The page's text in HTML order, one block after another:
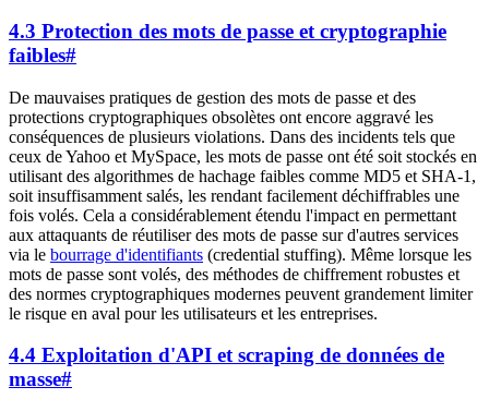
4.3 Protection des mots de passe et cryptographie
faibles#
De mauvaises pratiques de gestion des mots de passe et des
protections cryptographiques obsolètes ont encore aggravé les
conséquences de plusieurs violations. Dans des incidents tels que
ceux de Yahoo et MySpace, les mots de passe ont été soit stockés en
utilisant des algorithmes de hachage faibles comme MD5 et SHA-1,
soit insuffisamment salés, les rendant facilement déchiffrables une
fois volés. Cela a considérablement étendu l'impact en permettant
aux attaquants de réutiliser des mots de passe sur d'autres services
via le bourrage d'identifiants (credential stuffing). Même lorsque les
mots de passe sont volés, des méthodes de chiffrement robustes et
des normes cryptographiques modernes peuvent grandement limiter
le risque en aval pour les utilisateurs et les entreprises.
4.4 Exploitation d'API et scraping de données de
masse#